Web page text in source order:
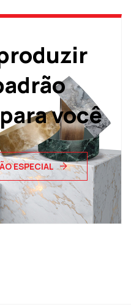
você
ESPECIAL